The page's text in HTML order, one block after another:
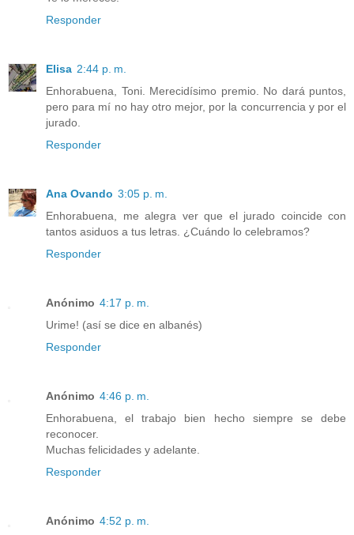
Responder
Elisa 2:44 p. m.
Enhorabuena, Toni. Merecidísimo premio. No dará puntos,
pero para mí no hay otro mejor, por la concurrencia y por el
jurado.
Responder
Ana Ovando 3:05 p. m.
Enhorabuena, me alegra ver que el jurado coincide con
tantos asiduos a tus letras. ¿Cuándo lo celebramos?
Responder
Anónimo 4:17 p. m.
Urime! (así se dice en albanés)
Responder
Anónimo 4:46 p. m.
Enhorabuena, el trabajo bien hecho siempre se debe
reconocer.
Muchas felicidades y adelante.
Responder
Anónimo 4:52 p. m.